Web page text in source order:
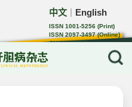
中文 English
ISSN 1001-5256 (Print)
ISSN 2097-3497 (Online)
CN 22-1108/R